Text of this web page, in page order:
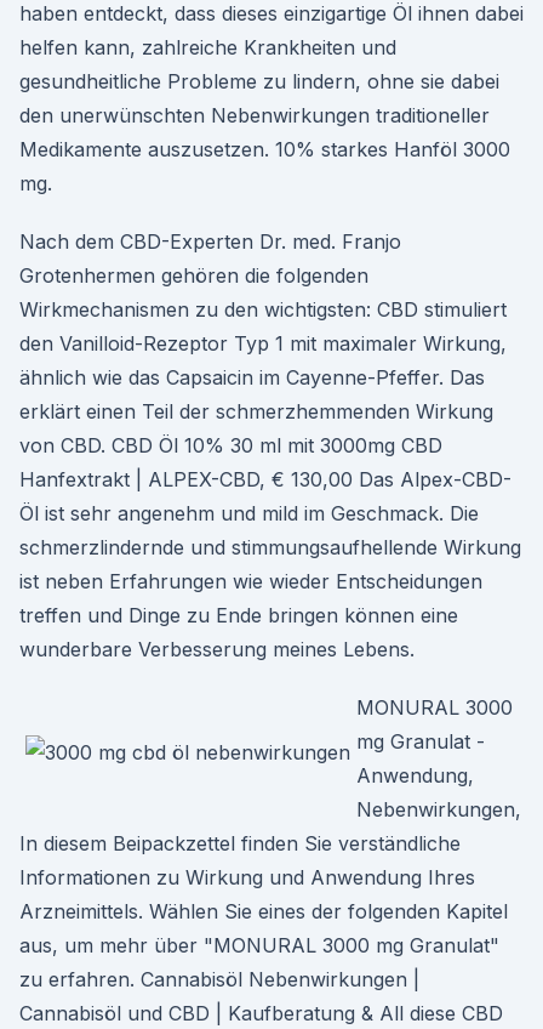
haben entdeckt, dass dieses einzigartige Öl ihnen dabei
helfen kann, zahlreiche Krankheiten und
gesundheitliche Probleme zu lindern, ohne sie dabei
den unerwünschten Nebenwirkungen traditioneller
Medikamente auszusetzen. 10% starkes Hanföl 3000
mg.
Nach dem CBD-Experten Dr. med. Franjo
Grotenhermen gehören die folgenden
Wirkmechanismen zu den wichtigsten: CBD stimuliert
den Vanilloid-Rezeptor Typ 1 mit maximaler Wirkung,
ähnlich wie das Capsaicin im Cayenne-Pfeffer. Das
erklärt einen Teil der schmerzhemmenden Wirkung
von CBD. CBD Öl 10% 30 ml mit 3000mg CBD
Hanfextrakt | ALPEX-CBD, € 130,00 Das Alpex-CBD-
Öl ist sehr angenehm und mild im Geschmack. Die
schmerzlindernde und stimmungsaufhellende Wirkung
ist neben Erfahrungen wie wieder Entscheidungen
treffen und Dinge zu Ende bringen können eine
wunderbare Verbesserung meines Lebens.
MONURAL 3000
mg Granulat -
Anwendung,
Nebenwirkungen,
In diesem Beipackzettel finden Sie verständliche
Informationen zu Wirkung und Anwendung Ihres
Arzneimittels. Wählen Sie eines der folgenden Kapitel
aus, um mehr über "MONURAL 3000 mg Granulat"
zu erfahren. Cannabisöl Nebenwirkungen |
Cannabisöl und CBD | Kaufberatung & All diese CBD